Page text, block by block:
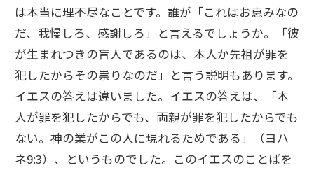
は本当に理不尽なことです。誰が「これはお恵みなの
だ、我慢しろ、感謝しろ」と言えるでしょうか。「彼
が生まれつきの盲人であるのは、本人か先祖が罪を
犯したからその祟りなのだ」と言う説明もあります。
イエスの答えは違いました。イエスの答えは、「本
人が罪を犯したからでも、両親が罪を犯したからでも
ない。神の業がこの人に現れるためである」（ヨハ
ネ9:3）、というものでした。このイエスのことばを